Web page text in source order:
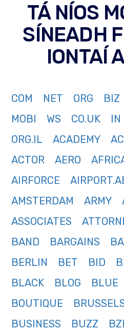
TÁ NÍOS
SÍNEADH
IONTAÍ
COM NET ORG BIZ
MOBI
WS CO.UK IN
ORG.IL
ACADEMY
ACTOR
AERO
AIRFORCE
AMSTERDAM
ARMY
ASSOCIATES
BAND
BARGAINS
BERLIN
BET BID
BLACK
BLOG BLUE
BOUTIQUE
BUSINESS
BUZZ